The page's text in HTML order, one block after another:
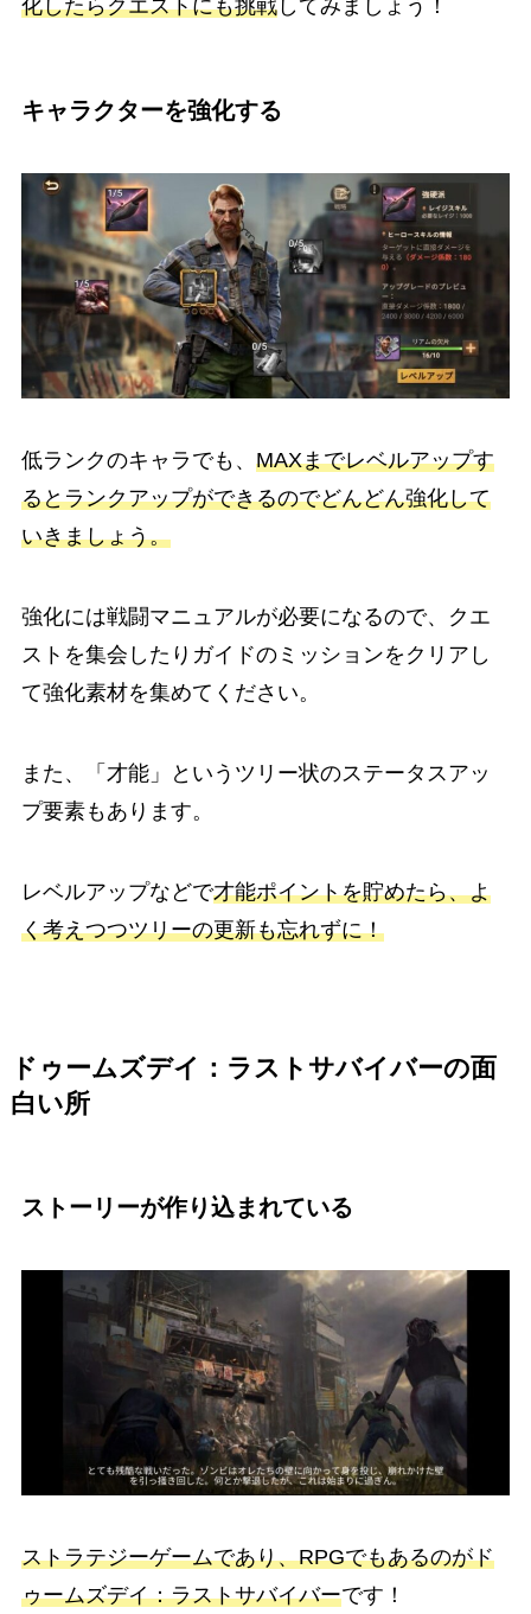
化したらクエストにも挑戦してみましょう！
キャラクターを強化する
低ランクのキャラでも、 MAXまでレベルアップす
るとランクアップができるのでどんどん強化して
いきましょう。
強化には戦闘マニュアルが必要になるので、クエ
ストを集会したりガイドのミッションをクリアし
て強化素材を集めてください。
また、「才能」というツリー状のステータスアッ
プ要素もあります。
レベルアップなどで才能ポイントを貯めたら、よ
く考えつつツリーの更新も忘れずに！
ドゥームズデイ：ラストサバイバーの面
白い所
ストーリーが作り込まれている
ストラテジーゲームであり、RPGでもあるのがド
ゥームズデイ：ラストサバイバーです！